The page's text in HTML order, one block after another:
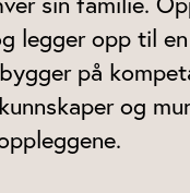
legger opp til
på
og